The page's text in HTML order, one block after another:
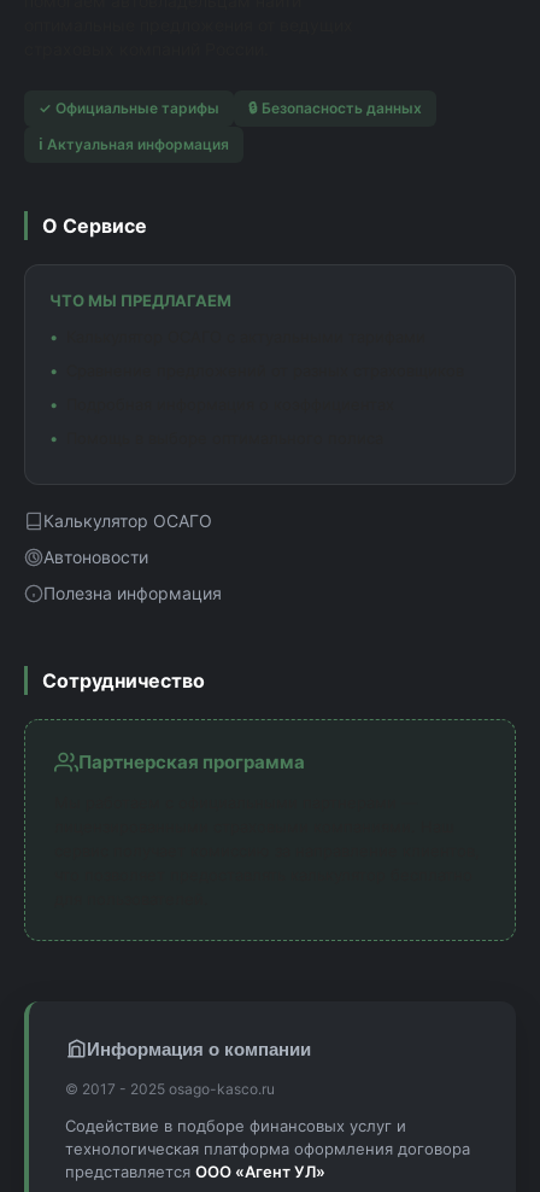
✓ Официальные тарифы
🔒 Безопасность данных
ℹ️ Актуальная информация
О Сервисе
ЧТО МЫ ПРЕДЛАГАЕМ
Калькулятор ОСАГО
Автоновости
Полезна информация
Сотрудничество
Партнерская программа
Информация о компании
© 2017 - 2025 osago-kasco.ru
Содействие в подборе финансовых услуг и
технологическая платформа оформления договора
представляется ООО «Агент УЛ»